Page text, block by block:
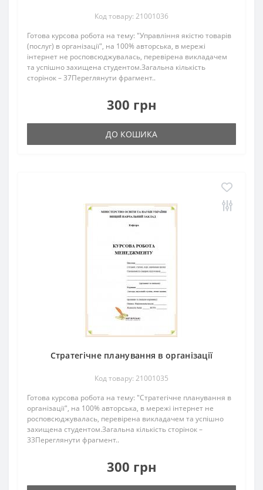
Код товару: 21001036
Готова курсова робота на тему: "Управління якістю товарів
(послуг) в організації", на 100% авторська, в мережі
інтернет не росповсюджувалась, перевірена викладачем
та успішно захищена студентом.Загальна кількість
сторінок – 37Переглянути фрагмент..
300 грн
ДО КОШИКА
Стратегічне планування в організації
Код товару: 21001035
Готова курсова робота на тему: "Стратегічне планування в
організації", на 100% авторська, в мережі інтернет не
росповсюджувалась, перевірена викладачем та успішно
захищена студентом.Загальна кількість сторінок –
33Переглянути фрагмент..
300 грн